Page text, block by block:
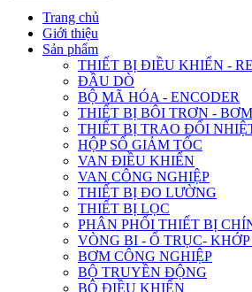
Trang chủ
Giới thiệu
Sản phẩm
THIẾT BỊ ĐIỀU KHIỂN -
ĐẦU DÒ
BỘ MÃ HÓA - ENCODER
THIẾT BỊ BÔI TRƠN -
THIẾT BỊ TRAO ĐỔI
HỘP SỐ GIẢM TỐC
VAN ĐIỀU KHIỂN
VAN CÔNG NGHIỆP
THIẾT BỊ ĐO LƯỜNG
THIẾT BỊ LỌC
PHÂN PHỐI THIẾT BỊ
VÒNG BI - Ổ TRỤC-
BƠM CÔNG NGHIỆP
BỘ TRUYỀN ĐỘNG
BỘ ĐIỀU KHIỂN